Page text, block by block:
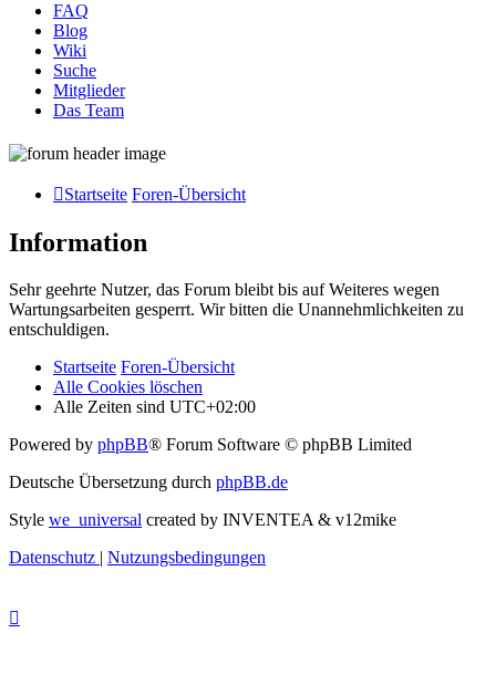
FAQ
Blog
Wiki
Suche
Mitglieder
Das Team
Startseite Foren-Übersicht
Information
Sehr geehrte Nutzer, das Forum bleibt bis auf Weiteres wegen
Wartungsarbeiten gesperrt. Wir bitten die Unannehmlichkeiten zu
entschuldigen.
Startseite Foren-Übersicht
Alle Cookies löschen
Alle Zeiten sind UTC+02:00
Powered by phpBB® Forum Software © phpBB Limited
Deutsche Übersetzung durch phpBB.de
Style we_universal created by INVENTEA & v12mike
Datenschutz | Nutzungsbedingungen